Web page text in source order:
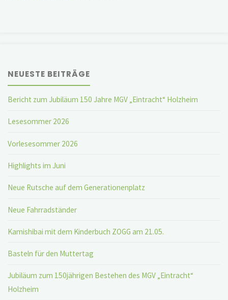
NEUESTE BEITRÄGE
Bericht zum Jubiläum 150 Jahre MGV „Eintracht“ Holzheim
Lesesommer 2026
Vorlesesommer 2026
Highlights im Juni
Neue Rutsche auf dem Generationenplatz
Neue Fahrradständer
Kamishibai mit dem Kinderbuch ZOGG am 21.05.
Basteln für den Muttertag
Jubiläum zum 150jährigen Bestehen des MGV „Eintracht“
Holzheim